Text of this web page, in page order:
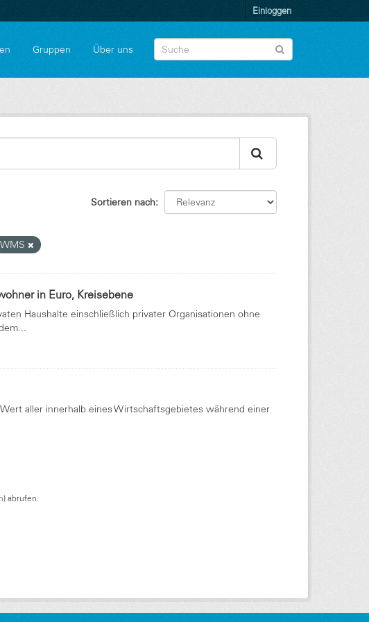
Einloggen
Gruppen Über uns
Sortieren nach
WMS
in Euro, Kreisebene
Haushalte einschließlich privater Organisationen ohne
aller innerhalb eines Wirtschaftsgebietes während einer
) abrufen.